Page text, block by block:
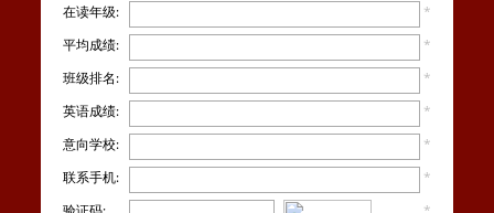
在读年级:
*
平均成绩:
*
班级排名:
*
英语成绩:
*
意向学校:
*
联系手机:
*